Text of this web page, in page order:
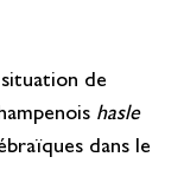
de
hasle
dans le